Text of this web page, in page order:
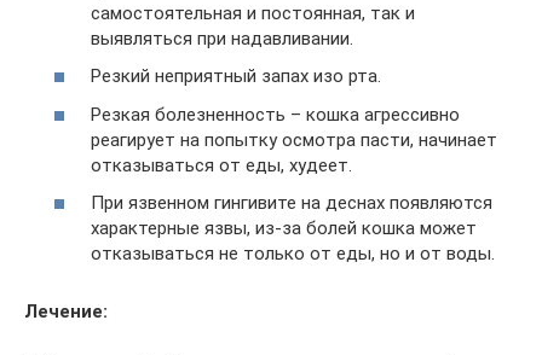
самостоятельная и постоянная, так и
выявляться при надавливании.
Резкий неприятный запах изо рта.
Резкая болезненность – кошка агрессивно
реагирует на попытку осмотра пасти, начинает
отказываться от еды, худеет.
При язвенном гингивите на деснах появляются
характерные язвы, из-за болей кошка может
отказываться не только от еды, но и от воды.
Лечение: